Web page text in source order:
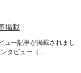
掲載
ュー記事が掲載されまし
タビュー（...